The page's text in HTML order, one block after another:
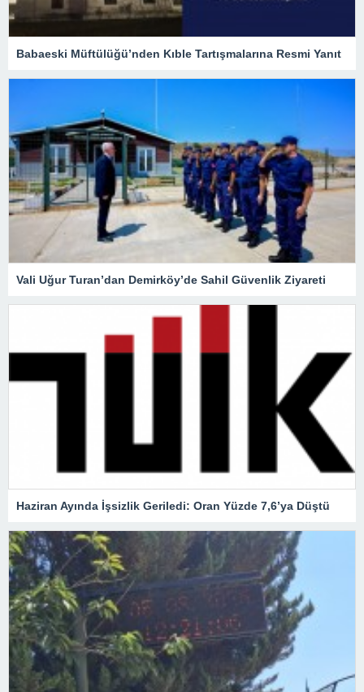
Babaeski Müftülüğü’nden Kıble Tartışmalarına Resmi Yanıt
Vali Uğur Turan’dan Demirköy’de Sahil Güvenlik Ziyareti
Haziran Ayında İşsizlik Geriledi: Oran Yüzde 7,6’ya Düştü